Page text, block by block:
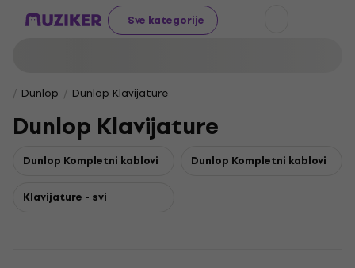
Sve kategorije
Dunlop Dunlop Klavijature
Dunlop Klavijature
Dunlop Kompletni kablovi Dunlop Kompletni kablovi
Klavijature - svi